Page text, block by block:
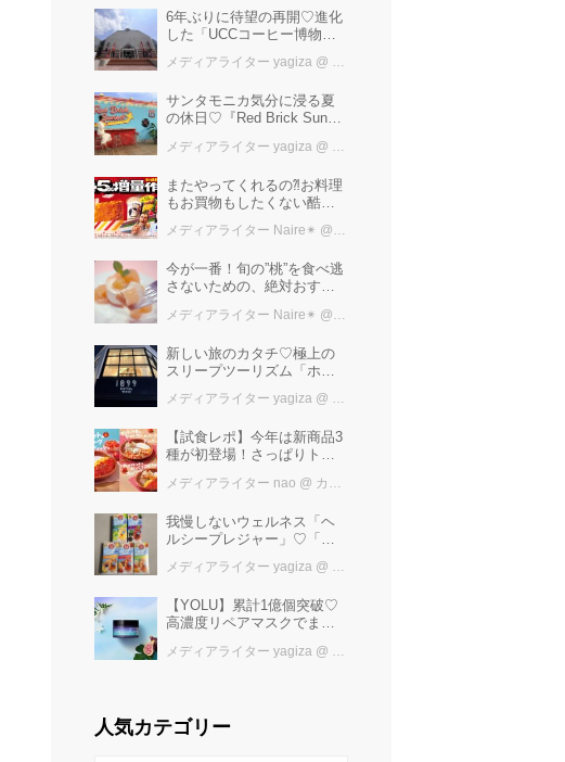
6年ぶりに待望の再開♡進化
した「UCCコーヒー博物
ーマパーク”！館内展示の全
メディアライター yagiza @ カワコレメディア編集部
サンタモニカ気分に浸る夏
の休日♡『Red Brick Sunset
レンガ倉庫】
メディアライター yagiza @ カワコレメディア編集部
またやってくれるの⁈お料理
もお買物もしたくない酷暑
けば増量中！！
メディアライター Naire✴︎ @ カワコレメディア編集部
今が一番！旬の”桃”を食べ逃
さないための、絶対おすす
メディアライター Naire✴︎ @ カワコレメディア編集部
新しい旅のカタチ♡極上の
スリープツーリズム「ホテ
で「ととの寝」快眠ステイ
メディアライター yagiza @ カワコレメディア編集部
【試食レポ】今年は新商品3
種が初登場！さっぱりトマ
びっくりドンキーの「トマ
限定発売中♪
メディアライター nao @ カワコレメディア編集部
我慢しないウェルネス「ヘ
ルシープレジャー」♡「水
るおいしい水分補給
メディアライター yagiza @ カワコレメディア編集部
【YOLU】累計1億個突破♡
高濃度リペアマスクでまと
メディアライター yagiza @ カワコレメディア編集部
人気カテゴリー